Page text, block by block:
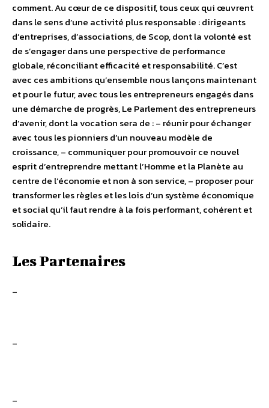
comment. Au cœur de ce dispositif, tous ceux qui œuvrent
dans le sens d’une activité plus responsable : dirigeants
d’entreprises, d’associations, de Scop, dont la volonté est
de s’engager dans une perspective de performance
globale, réconciliant efficacité et responsabilité. C’est
avec ces ambitions qu’ensemble nous lançons maintenant
et pour le futur, avec tous les entrepreneurs engagés dans
une démarche de progrès, Le Parlement des entrepreneurs
d’avenir, dont la vocation sera de : – réunir pour échanger
avec tous les pionniers d’un nouveau modèle de
croissance, – communiquer pour promouvoir ce nouvel
esprit d’entreprendre mettant l’Homme et la Planète au
centre de l’économie et non à son service, – proposer pour
transformer les règles et les lois d’un système économique
et social qu’il faut rendre à la fois performant, cohérent et
solidaire.
Les Partenaires
–
–
–